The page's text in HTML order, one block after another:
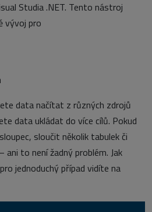
Studia .NET. Tento nástroj
vývoj pro
data načítat z různých zdrojů
data ukládat do více cílů. Pokud
sloučit několik tabulek či
ani to není žadný problém. Jak
jednoduchý případ vidíte na